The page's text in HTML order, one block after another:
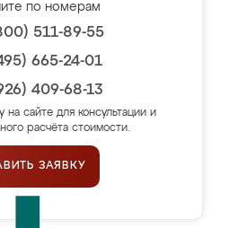
по номерам
511-89-55
665-24-01
409-68-13
на сайте для консультации и
расчёта стоимости.
ЗАЯВКУ